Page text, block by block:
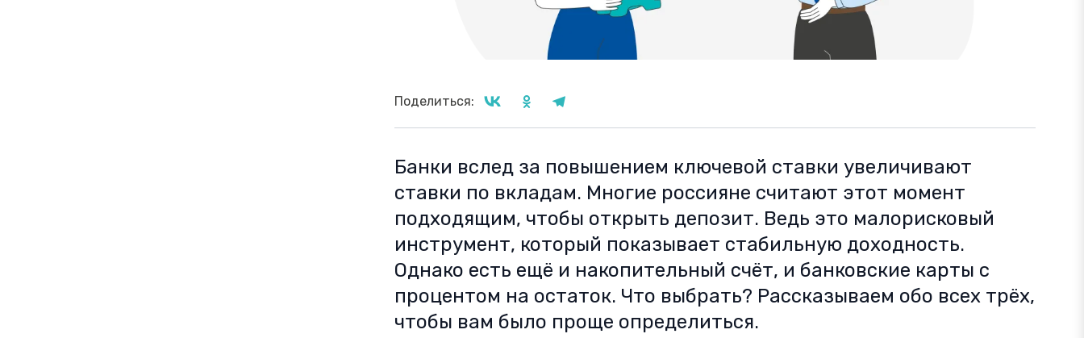
Поделиться:
Банки вслед за повышением ключевой ставки увеличивают
ставки по вкладам. Многие россияне считают этот момент
подходящим, чтобы открыть депозит. Ведь это малорисковый
инструмент, который показывает стабильную доходность.
Однако есть ещё и накопительный счёт, и банковские карты с
процентом на остаток. Что выбрать? Рассказываем обо всех трёх,
чтобы вам было проще определиться.